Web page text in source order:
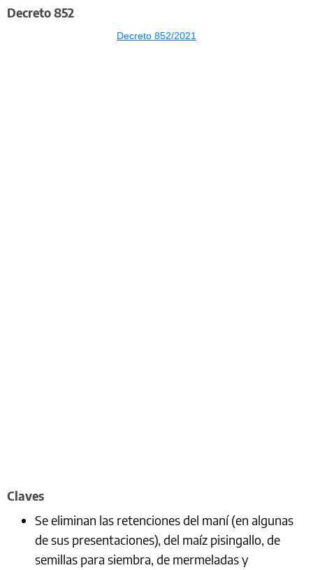
Decreto 852
Decreto 852/2021
Claves
Se eliminan las retenciones del maní (en algunas
de sus presentaciones), del maíz pisingallo, de
semillas para siembra, de mermeladas y